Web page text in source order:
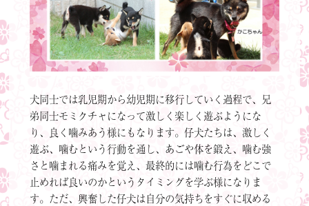
犬同士では乳児期から幼児期に移行していく過程で、兄
弟同士モミクチャになって激しく楽しく遊ぶようにな
り、良く噛みあう様にもなります。仔犬たちは、激しく
遊ぶ、噛むという行動を通し、あごや体を鍛え、噛む強
さと噛まれる痛みを覚え、最終的には噛む行為をどこで
止めれば良いのかというタイミングを学ぶ様になりま
す。ただ、興奮した仔犬は自分の気持ちをすぐに収める